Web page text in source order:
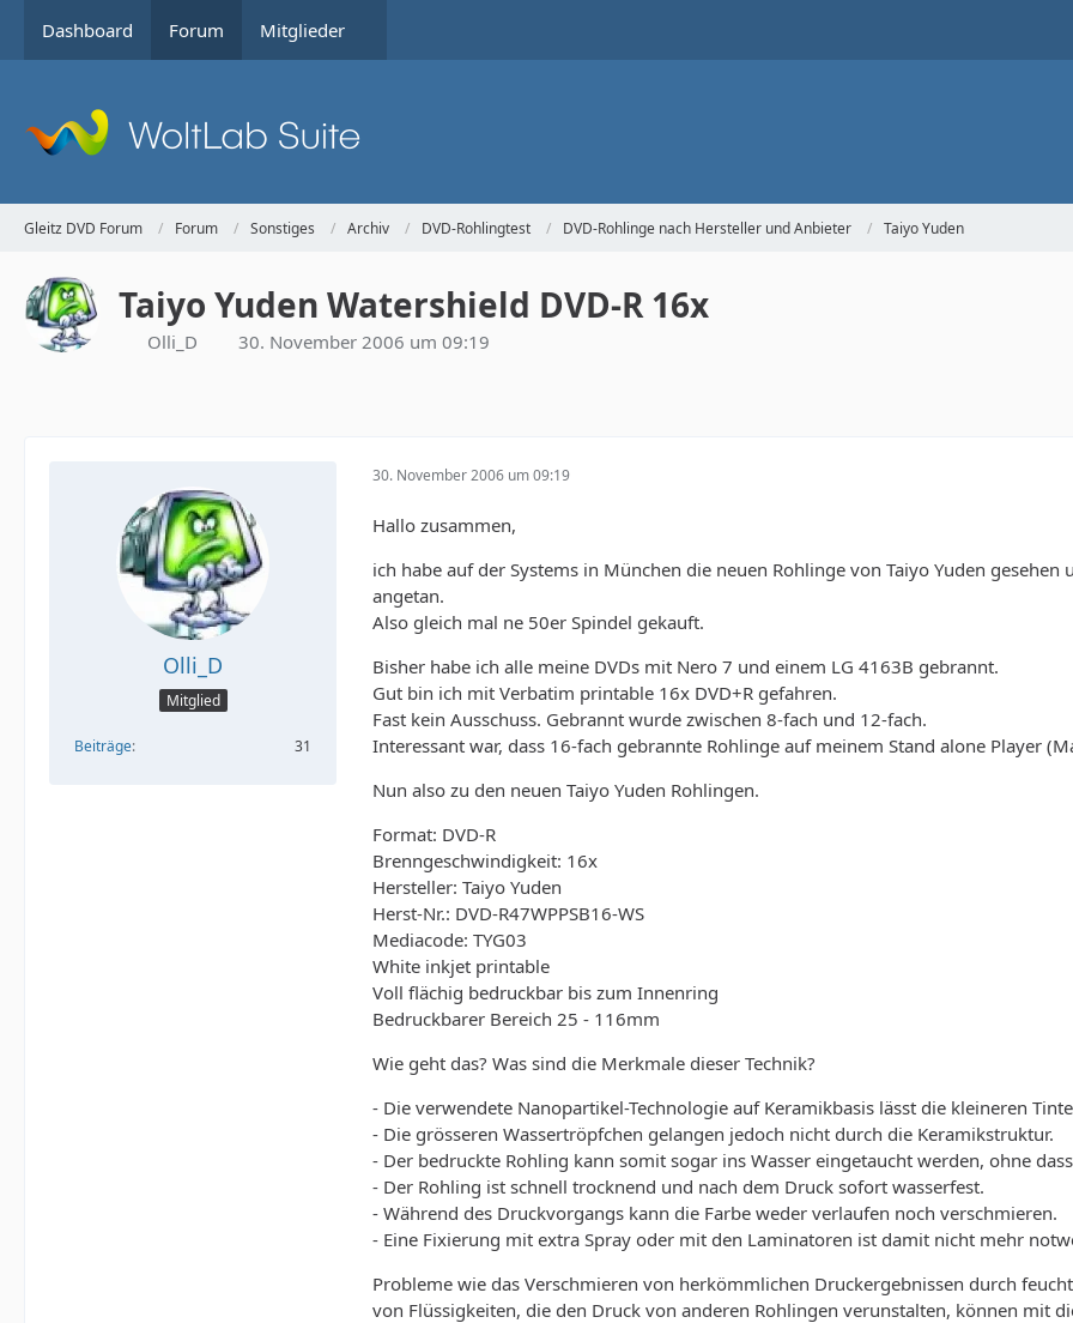
Dashboard Forum Mitglieder
Gleitz DVD Forum Forum Sonstiges Archiv DVD-Rohlingtest DVD-Rohlinge nach Hersteller und Anbieter Taiyo Yuden
Taiyo Yuden Watershield DVD-R 16x
Olli_D 30. November 2006 um 09:19
Olli_D
Mitglied
Beiträge 31
30. November 2006 um 09:19
Hallo zusammen,
ich habe auf der Systems in München die neuen Rohlinge von Taiyo Yuden
angetan.
Also gleich mal ne 50er Spindel gekauft.
Bisher habe ich alle meine DVDs mit Nero 7 und einem LG 4163B gebrannt.
Gut bin ich mit Verbatim printable 16x DVD+R gefahren.
Fast kein Ausschuss. Gebrannt wurde zwischen 8-fach und 12-fach.
Interessant war, dass 16-fach gebrannte Rohlinge auf meinem Stand alone Player
Nun also zu den neuen Taiyo Yuden Rohlingen.
Format: DVD-R
Brenngeschwindigkeit: 16x
Hersteller: Taiyo Yuden
Herst-Nr.: DVD-R47WPPSB16-WS
Mediacode: TYG03
White inkjet printable
Voll flächig bedruckbar bis zum Innenring
Bedruckbarer Bereich 25 - 116mm
Wie geht das? Was sind die Merkmale dieser Technik?
- Die verwendete Nanopartikel-Technologie auf Keramikbasis lässt die kleineren
- Die grösseren Wassertröpfchen gelangen jedoch nicht durch die Keramikstruktur.
- Der bedruckte Rohling kann somit sogar ins Wasser eingetaucht werden, ohne
- Der Rohling ist schnell trocknend und nach dem Druck sofort wasserfest.
- Während des Druckvorgangs kann die Farbe weder verlaufen noch verschmieren.
- Eine Fixierung mit extra Spray oder mit den Laminatoren ist damit nicht mehr
Probleme wie das Verschmieren von herkömmlichen Druckergebnissen durch
von Flüssigkeiten, die den Druck von anderen Rohlingen verunstalten, können mit